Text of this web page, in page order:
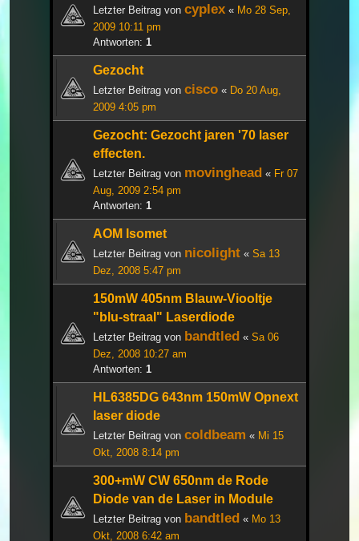
Letzter Beitrag von cyplex « Mo 28 Sep,
2009 10:11 pm
Antworten: 1
Gezocht
Letzter Beitrag von cisco « Do 20 Aug,
2009 4:05 pm
Gezocht: Gezocht jaren '70 laser
effecten.
Letzter Beitrag von movinghead « Fr 07
Aug, 2009 2:54 pm
Antworten: 1
AOM Isomet
Letzter Beitrag von nicolight « Sa 13
Dez, 2008 5:47 pm
150mW 405nm Blauw-Viooltje
"blu-straal" Laserdiode
Letzter Beitrag von bandtled « Sa 06
Dez, 2008 10:27 am
Antworten: 1
HL6385DG 643nm 150mW Opnext
laser diode
Letzter Beitrag von coldbeam « Mi 15
Okt, 2008 8:14 pm
300+mW CW 650nm de Rode
Diode van de Laser in Module
Letzter Beitrag von bandtled « Mo 13
Okt, 2008 6:42 am